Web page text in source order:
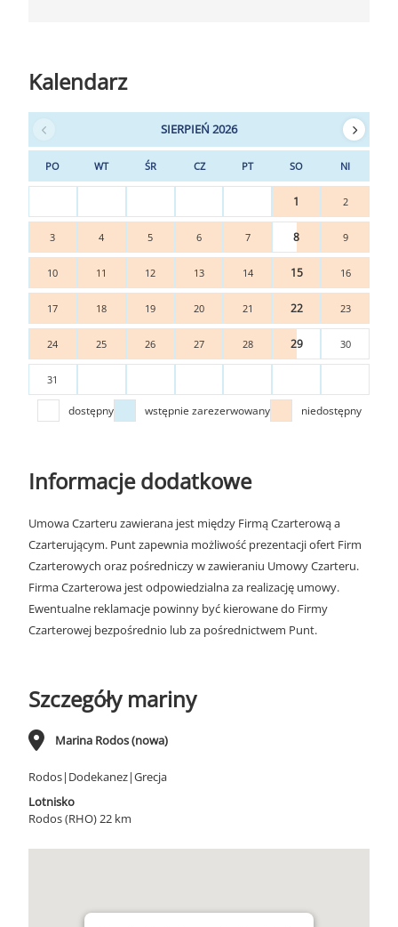
Kalendarz
SIERPIEŃ 2026
PO WT ŚR CZ PT SO NI
1 2
3 4 5 6 7 8 9
10 11 12 13 14 15 16
17 18 19 20 21 22 23
24 25 26 27 28 29 30
31
dostępny wstępnie zarezerwowany niedostępny
Informacje dodatkowe
Umowa Czarteru zawierana jest między Firmą Czarterową a
Czarterującym. Punt zapewnia możliwość prezentacji ofert Firm
Czarterowych oraz pośredniczy w zawieraniu Umowy Czarteru.
Firma Czarterowa jest odpowiedzialna za realizację umowy.
Ewentualne reklamacje powinny być kierowane do Firmy
Czarterowej bezpośrednio lub za pośrednictwem Punt.
Szczegóły mariny
Marina Rodos (nowa)
Rodos|Dodekanez|Grecja
Lotnisko
Rodos (RHO) 22 km